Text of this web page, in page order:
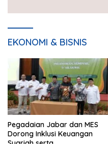
EKONOMI & BISNIS
Pegadaian Jabar dan MES
Dorong Inklusi Keuangan